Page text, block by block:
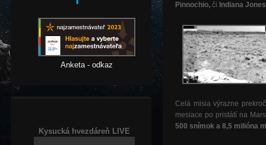
Anketa - odkaz
Kysucká hvezdáreň LIVE
Pinnochio, či Indiana
Celá misia výrazne
mesiace po pristátí na
500 snímok a 8,5 milióna